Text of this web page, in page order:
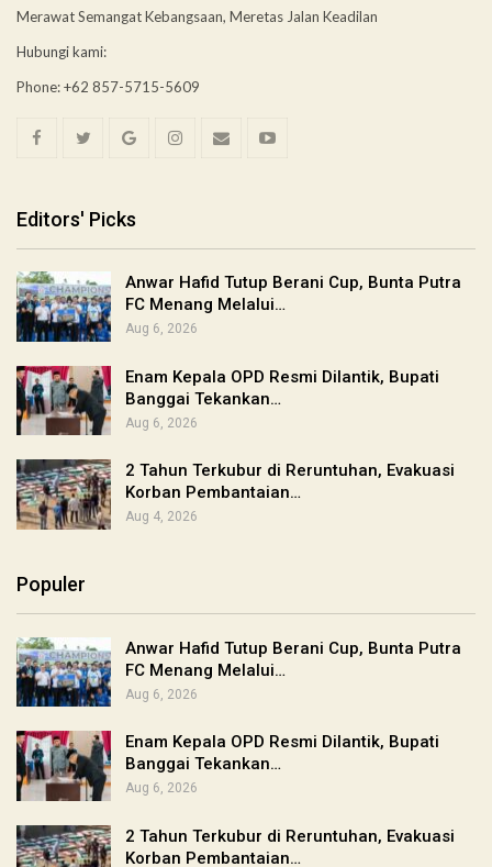
Merawat Semangat Kebangsaan, Meretas Jalan Keadilan
Hubungi kami:
Phone: +62 857-5715-5609
Editors' Picks
Anwar Hafid Tutup Berani Cup, Bunta Putra
FC Menang Melalui…
Aug 6, 2026
Enam Kepala OPD Resmi Dilantik, Bupati
Banggai Tekankan…
Aug 6, 2026
2 Tahun Terkubur di Reruntuhan, Evakuasi
Korban Pembantaian…
Aug 4, 2026
Populer
Anwar Hafid Tutup Berani Cup, Bunta Putra
FC Menang Melalui…
Aug 6, 2026
Enam Kepala OPD Resmi Dilantik, Bupati
Banggai Tekankan…
Aug 6, 2026
2 Tahun Terkubur di Reruntuhan, Evakuasi
Korban Pembantaian…